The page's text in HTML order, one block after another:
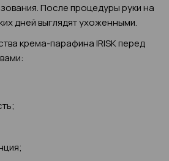
После процедуры руки на
дней выглядят ухоженными.
крема-парафина IRISK перед